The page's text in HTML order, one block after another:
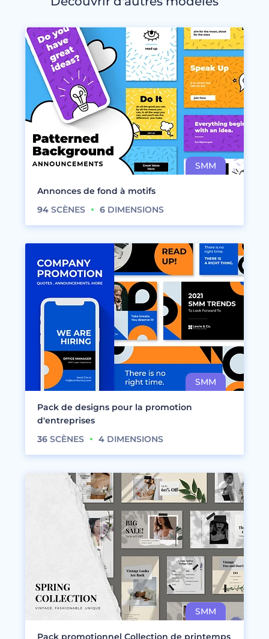
Annonces de fond à motifs
94 SCÈNES 6 DIMENSIONS
Pack de designs pour la promotion
d'entreprises
36 SCÈNES 4 DIMENSIONS
Pack promotionnel Collection de printemps